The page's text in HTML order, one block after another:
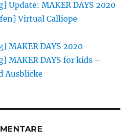
Update: MAKER DAYS 2020
Virtual Calliope
MAKER DAYS 2020
MAKER DAYS for kids –
Ausblicke